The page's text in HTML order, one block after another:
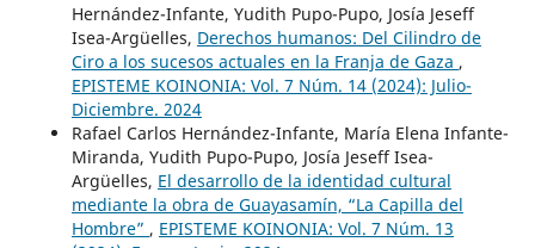
Hernández-Infante, Yudith Pupo-Pupo, Josía Jeseff
Isea-Argüelles, Derechos humanos: Del Cilindro de
Ciro a los sucesos actuales en la Franja de Gaza ,
EPISTEME KOINONIA: Vol. 7 Núm. 14 (2024): Julio-
Diciembre. 2024
Rafael Carlos Hernández-Infante, María Elena Infante-
Miranda, Yudith Pupo-Pupo, Josía Jeseff Isea-
Argüelles, El desarrollo de la identidad cultural
mediante la obra de Guayasamín, “La Capilla del
Hombre” , EPISTEME KOINONIA: Vol. 7 Núm. 13